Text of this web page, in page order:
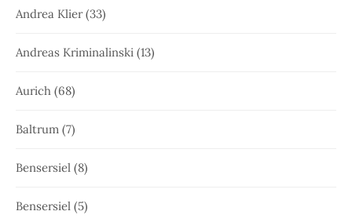
Andrea Klier(33)
Andreas Kriminalinski (13)
Aurich (68)
Baltrum (7)
Bensersiel (8)
Bensersiel (5)